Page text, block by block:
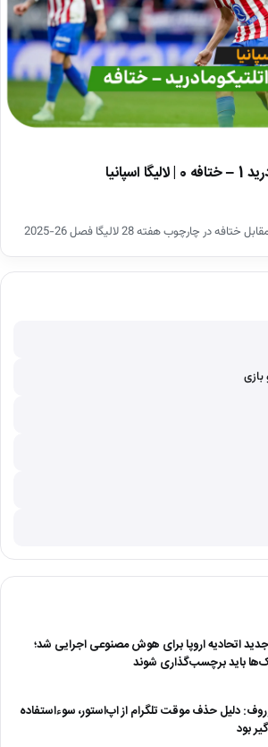
در چارچوب هفته 28 لالیگا فصل 26-2025
اتحادیه اروپا برای هوش مصنوعی اجرایی شد؛
باید برچسب‌گذاری شوند
دلیل حذف موقت تلگرام از اپ‌استور، سوءاستفاده
بود